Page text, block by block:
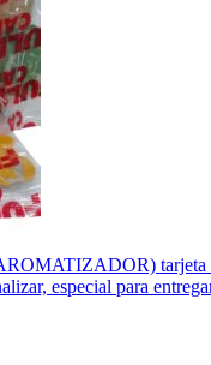
tarjeta
especial para